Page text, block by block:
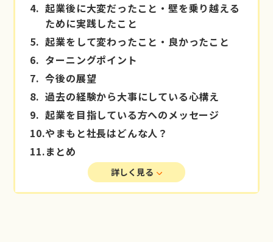
4. 起業後に大変だったこと・壁を乗り越える
ために実践したこと
5. 起業をして変わったこと・良かったこと
6. ターニングポイント
7. 今後の展望
8. 過去の経験から大事にしている心構え
9. 起業を目指している方へのメッセージ
10.やまもと社長はどんな人？
11.まとめ
詳しく見る